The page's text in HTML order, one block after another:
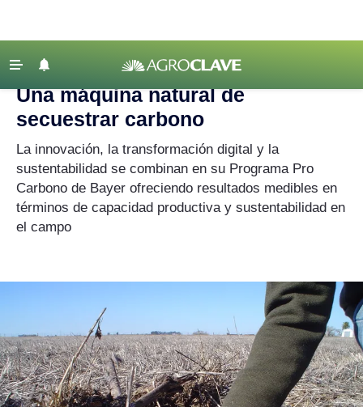
Agricultura
Lechería
Tecnología
Maquinaria agrícola
Agronegocios
Mercados
‹ VOLVER
Agroclave Economía | carbono
Una máquina natural de
secuestrar carbono
La innovación, la transformación digital y la
sustentabilidad se combinan en su Programa Pro
Carbono de Bayer ofreciendo resultados medibles en
términos de capacidad productiva y sustentabilidad en
el campo